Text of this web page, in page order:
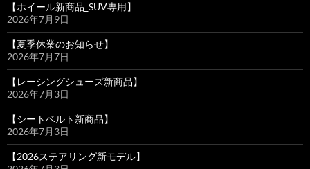
【ホイール新商品_SUV専用】
2026年7月9日
【夏季休業のお知らせ】
2026年7月7日
【レーシングシューズ新商品】
2026年7月3日
【シートベルト新商品】
2026年7月3日
【2026ステアリング新モデル】